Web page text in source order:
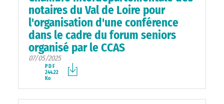
notaires du Val de Loire pour
l'organisation d'une conférence
dans le cadre du forum seniors
organisé par le CCAS
07/05/2025
PDF
244.22
Ko